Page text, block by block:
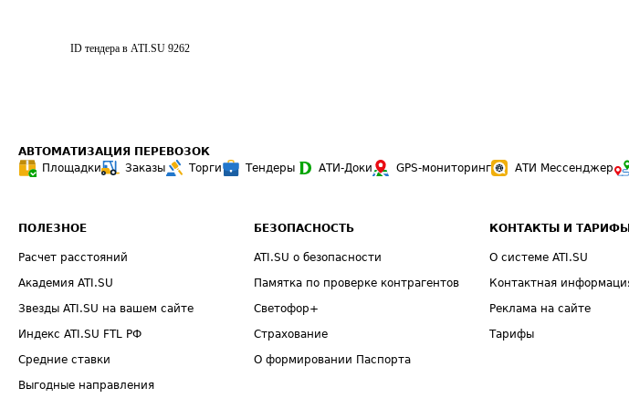
ID тендера в ATI.SU 9262
АВТОМАТИЗАЦИЯ ПЕРЕВОЗОК
Площадки
Заказы Торги Тендеры АТИ-Доки GPS-мониторинг АТИ Мессенджер
ПОЛЕЗНОЕ
Расчет расстояний
Академия ATI.SU
Звезды ATI.SU на вашем сайте
Индекс ATI.SU FTL РФ
Средние ставки
Выгодные направления
БЕЗОПАСНОСТЬ
ATI.SU о безопасности
Памятка по проверке контрагентов
Светофор+
Страхование
О формировании Паспорта
КОНТАКТЫ И ТАРИФЫ
О системе ATI.SU
Контактная
Реклама на сайте
Тарифы